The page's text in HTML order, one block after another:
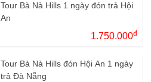
Tour Bà Nà Hills 1 ngày đón trả Hội
An
1.750.000đ
Tour Bà Nà Hills đón Hội An 1 ngày
trả Đà Nẵng